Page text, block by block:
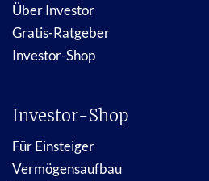
Über Investor
Gratis-Ratgeber
Investor-Shop
Investor-Shop
Für Einsteiger
Vermögensaufbau